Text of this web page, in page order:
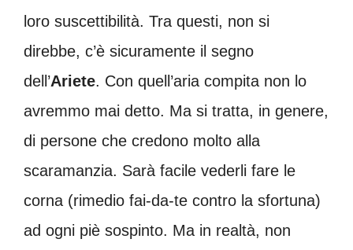
loro suscettibilità. Tra questi, non si
direbbe, c’è sicuramente il segno
dell’Ariete. Con quell’aria compita non lo
avremmo mai detto. Ma si tratta, in genere,
di persone che credono molto alla
scaramanzia. Sarà facile vederli fare le
corna (rimedio fai-da-te contro la sfortuna)
ad ogni piè sospinto. Ma in realtà, non